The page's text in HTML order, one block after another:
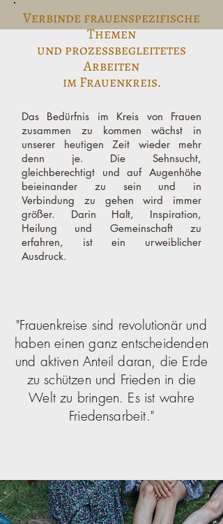
Verbinde frauenspezifische
Themen
und prozessbegleitetes
Arbeiten
im Frauenkreis.
Das Bedürfnis im Kreis von Frauen
zusammen zu kommen wächst in
unserer heutigen Zeit wieder mehr
denn je. Die Sehnsucht,
gleichberechtigt und auf Augenhöhe
beieinander zu sein und in
Verbindung zu gehen wird immer
größer. Darin Halt, Inspiration,
Heilung und Gemeinschaft zu
erfahren, ist ein urweiblicher
Ausdruck.
"Frauenkreise sind revolutionär und
haben einen ganz entscheidenden
und aktiven Anteil daran, die Erde
zu schützen und Frieden in die
Welt zu bringen. Es ist wahre
Friedensarbeit."